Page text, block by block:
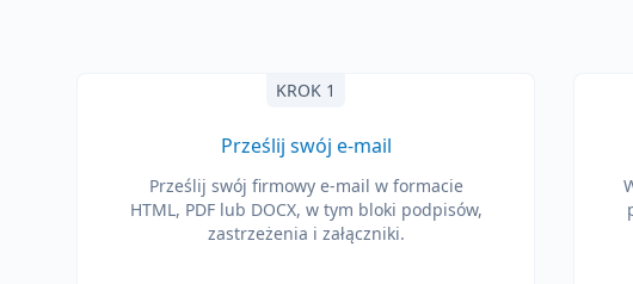
KROK 1
Prześlij swój e-mail
Prześlij swój firmowy e-mail w formacie
HTML, PDF lub DOCX, w tym bloki podpisów,
zastrzeżenia i załączniki.